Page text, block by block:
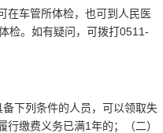
在车管所体检，也可到人民医
检。如有疑问，可拨打0511-
下列条件的人员，可以领取失
缴费义务已满1年的；（二）